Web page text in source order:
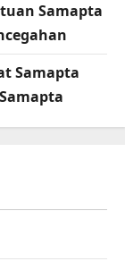
Samapta
Samapta